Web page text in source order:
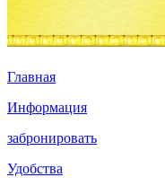
Главная
Информация
забронировать
Удобства